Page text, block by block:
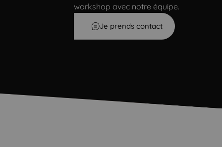
workshop avec notre équipe.
Je prends contact